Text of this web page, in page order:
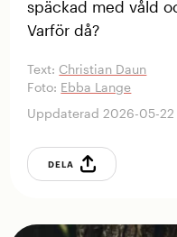
späckad med våld
Varför då?
Text: Christian Daun
Foto: Ebba Lange
Uppdaterad 2026-05-22
DELA